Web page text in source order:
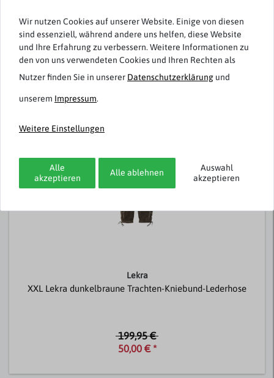
Rezensionen werden geladen...
Weitere Artikel von Weis
-75%
Lekra
XXL Lekra dunkelbraune Trachten-Kniebund-Lederhose
199,95 €
50,00 € *
Wir nutzen Cookies auf unserer Website. Einige von diesen
sind essenziell, während andere uns helfen, diese Website
und Ihre Erfahrung zu verbessern. Weitere Informationen zu
den von uns verwendeten Cookies und Ihren Rechten als
Nutzer finden Sie in unserer Daten­schutz­erklärung und
unserem Impressum.
Weitere Einstellungen
Alle
akzeptieren
Alle ablehnen
Auswahl
akzeptieren